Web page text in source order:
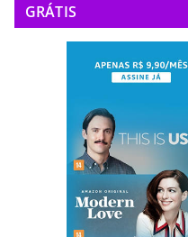
GRÁTIS